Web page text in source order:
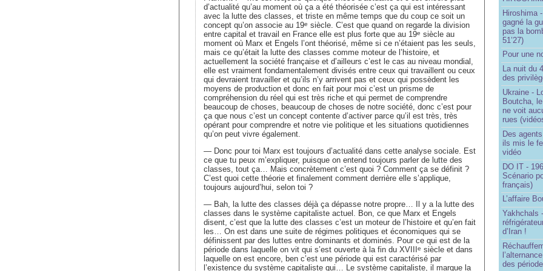
d’actualité qu’au moment où ça a été théorisée c’est ça qui est intéressant
avec la lutte des classes, et triste en même temps que du coup ce soit un
concept qu’on associe au 19e siècle. C’est que quand on regarde la division
entre capital et travail en France elle est plus forte que au 19e siècle au
moment où Marx et Engels l’ont théorisé, même si ce n’étaient pas les seuls,
mais ce qu’était la lutte des classes comme moteur de l’histoire, et
actuellement la société française et d’ailleurs c’est le cas au niveau mondial,
elle est vraiment fondamentalement divisés entre ceux qui travaillent ou ceux
qui devraient travailler et qu’ils n’y arrivent pas et ceux qui possèdent les
moyens de production et donc en fait pour moi c’est un prisme de
compréhension du réel qui est très riche et qui permet de comprendre
beaucoup de choses, beaucoup de choses de notre société, donc c’est pour
ça que nous c’est un concept contente d’activer parce qu’il est très, très
opérant pour comprendre et notre vie politique et les situations quotidiennes
qu’on peut vivre également.
— Donc pour toi Marx est toujours d’actualité dans cette analyse sociale. Est
ce que tu peux m’expliquer, puisque on entend toujours parler de lutte des
classes, tout ça… Mais concrètement c’est quoi ? Comment ça se définit ?
C’est quoi cette théorie et finalement comment derrière elle s’applique,
toujours aujourd’hui, selon toi ?
— Bah, la lutte des classes déjà ça dépasse notre propre… Il y a la lutte des
classes dans le système capitaliste actuel. Bon, ce que Marx et Engels
disent, c’est que la lutte des classes c’est un moteur de l’histoire et qu’en fait
les… On est dans une suite de régimes politiques et économiques qui se
définissent par des luttes entre dominants et dominés. Pour ce qui est de la
période dans laquelle on vit qui s’est ouverte à la fin du XVIII
e siècle et dans
laquelle on est encore, ben c’est une période qui est caractérisé par
l’existence du système capitaliste qui… Le système capitaliste, il marque la
Hiroshima
gagné la
pas la
51’27)
Pour une
La nuit du
des
Ukraine -
Boutcha,
ne voit
rues
Des
ils mis le
vidéo
DO IT -
Scénario
français)
L’affaire
Yakhchals
d’Iran !
des